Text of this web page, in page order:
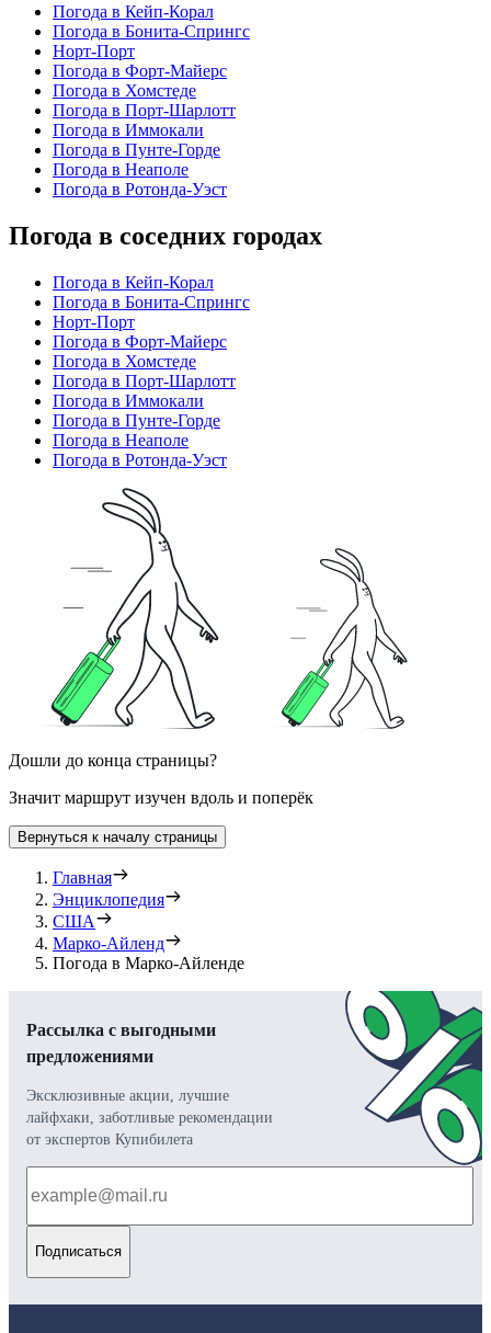
Погода в Кейп-Корал
Погода в Бонита-Спрингс
Норт-Порт
Погода в Форт-Майерс
Погода в Хомстеде
Погода в Порт-Шарлотт
Погода в Иммокали
Погода в Пунте-Горде
Погода в Неаполе
Погода в Ротонда-Уэст
Погода в соседних городах
Погода в Кейп-Корал
Погода в Бонита-Спрингс
Норт-Порт
Погода в Форт-Майерс
Погода в Хомстеде
Погода в Порт-Шарлотт
Погода в Иммокали
Погода в Пунте-Горде
Погода в Неаполе
Погода в Ротонда-Уэст
Дошли до конца страницы?
Значит маршрут изучен вдоль и поперёк
Вернуться к началу страницы
Главная
Энциклопедия
США
Марко-Айленд
Погода в Марко-Айленде
Рассылка с выгодными
предложениями
Эксклюзивные акции, лучшие
лайфхаки, заботливые рекомендации
от экспертов Купибилета
Подписаться